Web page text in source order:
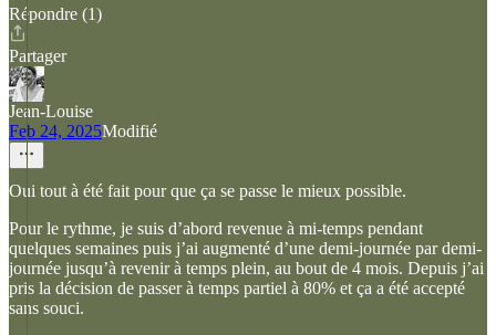
Répondre (1)
Partager
Jean-Louise
Feb 24, 2025Modifié
Oui tout à été fait pour que ça se passe le mieux possible.
Pour le rythme, je suis d’abord revenue à mi-temps pendant
quelques semaines puis j’ai augmenté d’une demi-journée par demi-
journée jusqu’à revenir à temps plein, au bout de 4 mois. Depuis j’ai
pris la décision de passer à temps partiel à 80% et ça a été accepté
sans souci.